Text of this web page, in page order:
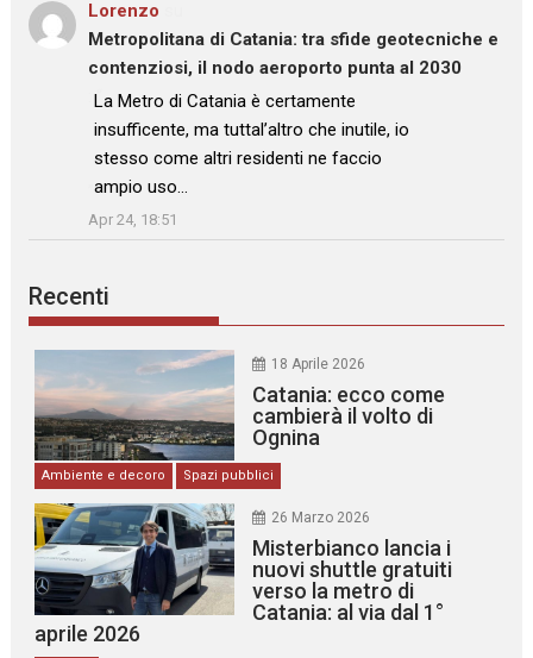
Lorenzo
Metropolitana di Catania: tra sfide geotecniche e
contenziosi, il nodo aeroporto punta al 2030
: “La Metro di Catania è certamente
insufficente, ma tuttal’altro che inutile, io
stesso come altri residenti ne faccio
ampio uso…
”
Apr 24, 18:51
Recenti
18 Aprile 2026
Catania: ecco come
cambierà il volto di
Ognina
Ambiente e decoro Spazi pubblici
26 Marzo 2026
Misterbianco lancia i
nuovi shuttle gratuiti
verso la metro di
Catania: al via dal 1°
aprile 2026